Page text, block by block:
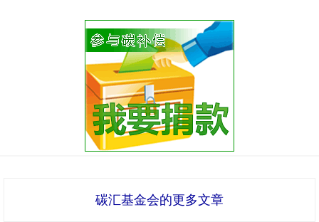
碳汇基金会的更多文章